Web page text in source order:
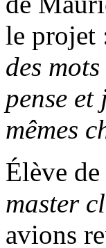
le projet
des
pense et
mêmes
Élève
master
avions